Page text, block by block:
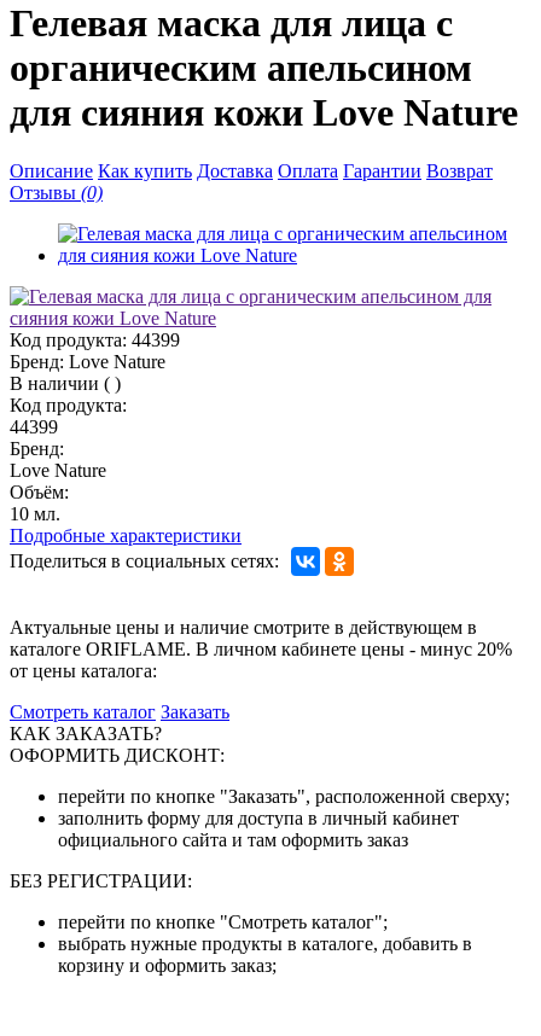
Гелевая маска для лица с
органическим апельсином
для сияния кожи Love Nature
Описание Как купить Доставка Оплата Гарантии Возврат
Отзывы (0)
Код продукта: 44399
Бренд: Love Nature
В наличии ( )
Код продукта:
44399
Бренд:
Love Nature
Объём:
10 мл.
Подробные характеристики
Поделиться в социальных сетях:
Актуальные цены и наличие смотрите в действующем в
каталоге ORIFLAME. В личном кабинете цены - минус 20%
от цены каталога:
Смотреть каталог Заказать
КАК ЗАКАЗАТЬ?
ОФОРМИТЬ ДИСКОНТ:
перейти по кнопке "Заказать", расположенной сверху;
заполнить форму для доступа в личный кабинет
официального сайта и там оформить заказ
БЕЗ РЕГИСТРАЦИИ:
перейти по кнопке "Смотреть каталог";
выбрать нужные продукты в каталоге, добавить в
корзину и оформить заказ;